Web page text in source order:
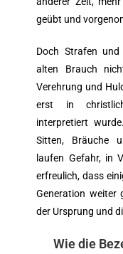
geübt und
Doch Strafen
alten Brauch
Verehrung und
erst in
interpretiert
Sitten, Bräuche
laufen Gefahr, in
erfreulich, dass
Generation weiter
der Ursprung und
Wie die